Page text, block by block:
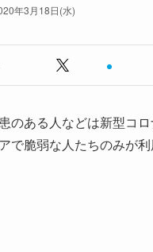
年3月18日(水)
のある人などは新型コ
で脆弱な人たちのみが